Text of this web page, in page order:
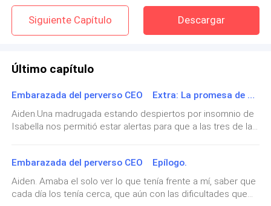
Todos notaron que no quería hacerlo, pues en mi
mente aún existía la posibilidad de recuperar lo que
quería que me viera llorar, pero necesitaba que la
pregunta fuera respondida.
conocido, más no quise indagar más sobre ello.
Al llegar a su auto, se detuvo un segundo mirando el
Siguiente Capítulo Descargar
Último capítulo
Embarazada del perverso CEO Extra: La promesa de su llegada.
Aiden.Una madrugada estando despiertos por insomnio de
Isabella nos permitió estar alertas para que a las tres de la
padecer por dolores de contracciones, el llanto
escandaloso de mi pequeña bebé llegó. Mi amada Sarah
nos vio a todos reunidos en una habitación que se llenó de
sus tios, abuelos y amigos, para conocer a la niñita de siete
Embarazada del perverso CEO Epílogo.
Aiden. Amaba el solo ver lo que tenía frente a mí, saber que
cada día los tenía cerca, que aún con las dificultades que